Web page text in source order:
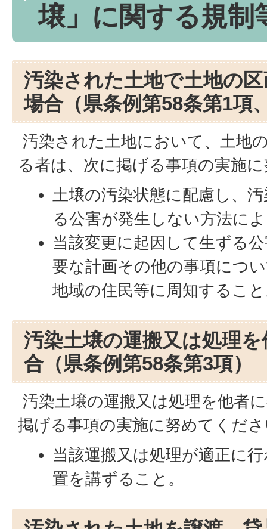
壌」に関する規制
汚染された土地で土地の
場合（県条例第58条第1項
汚染された土地において、土地
る者は、次に掲げる事項の実施
土壌の汚染状態に配慮し、
る公害が発生しない方法に
当該変更に起因して生ずる
要な計画その他の事項につ
地域の住民等に周知するこ
汚染土壌の運搬又は処理
合（県条例第58条第3項）
汚染土壌の運搬又は処理を他者
掲げる事項の実施に努めてくだ
当該運搬又は処理が適正に
置を講ずること。